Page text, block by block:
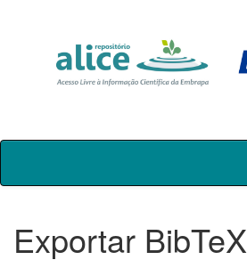
Skip
Exportar BibTeX